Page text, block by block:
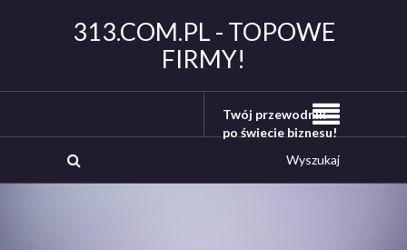
313.COM.PL - TOPOWE
FIRMY!
Twój przewodnik
po świecie biznesu!